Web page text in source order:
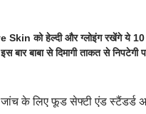
को हेल्दी और ग्लोइंग रखेंगे ये 10
बार बाबा से दिमागी ताकत से निपटेगी
के लिए फूड सेफ्टी एंड स्टैंडर्ड